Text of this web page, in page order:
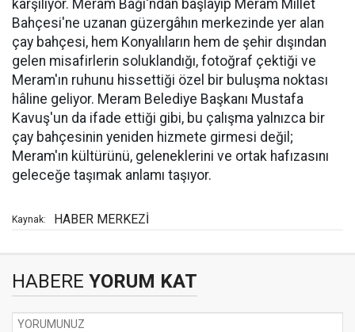
karşılıyor. Meram Bağı'ndan başlayıp Meram Millet
Bahçesi'ne uzanan güzergâhın merkezinde yer alan
çay bahçesi, hem Konyalıların hem de şehir dışından
gelen misafirlerin soluklandığı, fotoğraf çektiği ve
Meram'ın ruhunu hissettiği özel bir buluşma noktası
hâline geliyor. Meram Belediye Başkanı Mustafa
Kavuş'un da ifade ettiği gibi, bu çalışma yalnızca bir
çay bahçesinin yeniden hizmete girmesi değil;
Meram'ın kültürünü, geleneklerini ve ortak hafızasını
geleceğe taşımak anlamı taşıyor.
Kaynak: HABER MERKEZİ
HABERE YORUM KAT